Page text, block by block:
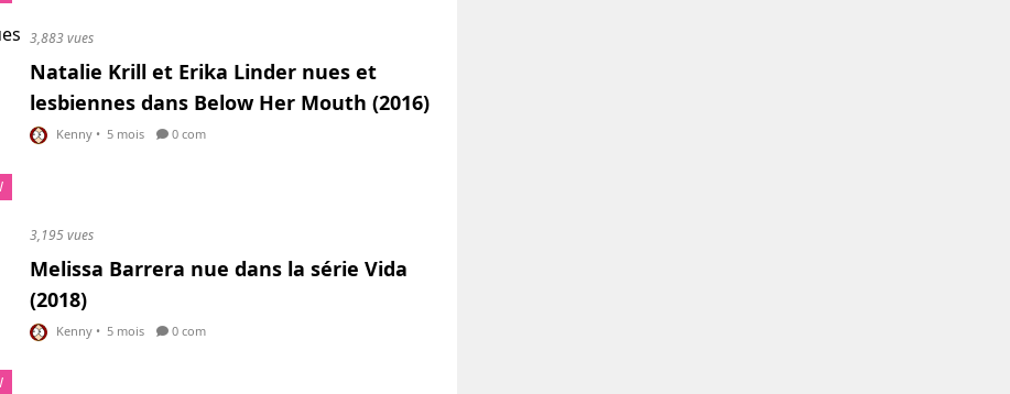
3,883 vues
Natalie Krill et Erika Linder nues et
lesbiennes dans Below Her Mouth (2016)
Kenny • 5 mois 0 com
3,195 vues
Melissa Barrera nue dans la série Vida
(2018)
Kenny • 5 mois 0 com